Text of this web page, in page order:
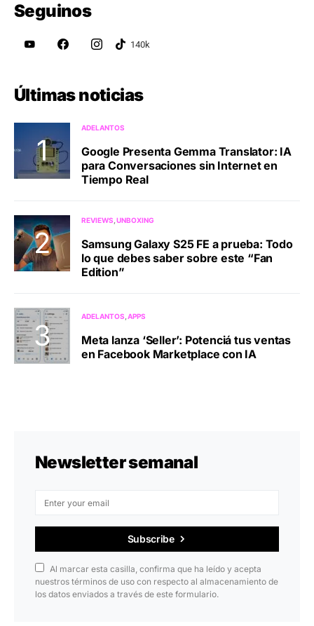
Seguinos
Últimas noticias
ADELANTOS
Google Presenta Gemma Translator: IA
para Conversaciones sin Internet en
Tiempo Real
REVIEWS UNBOXING
Samsung Galaxy S25 FE a prueba: Todo
lo que debes saber sobre este “Fan
Edition”
ADELANTOS APPS
Meta lanza ‘Seller’: Potenciá tus ventas
en Facebook Marketplace con IA
Newsletter semanal
Subscribe
Al marcar esta casilla, confirma que ha leído y acepta
nuestros términos de uso con respecto al almacenamiento de
los datos enviados a través de este formulario.